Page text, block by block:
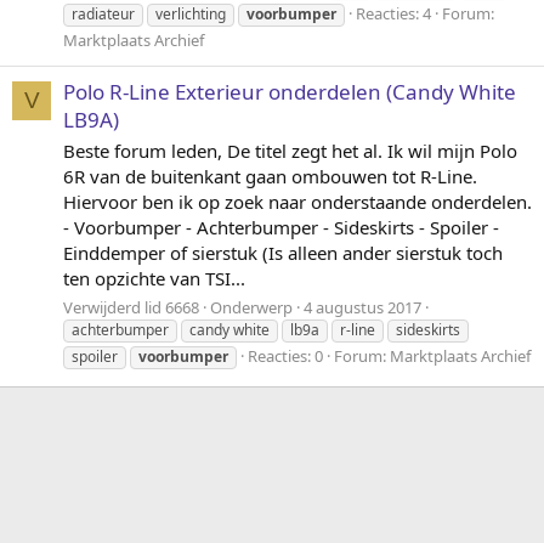
radiateur
verlichting voorbumper Reacties: 4 Forum:
Marktplaats Archief
V
Polo R-Line Exterieur onderdelen (Candy White
LB9A)
Beste forum leden, De titel zegt het al. Ik wil mijn Polo
6R van de buitenkant gaan ombouwen tot R-Line.
Hiervoor ben ik op zoek naar onderstaande onderdelen.
- Voorbumper - Achterbumper - Sideskirts - Spoiler -
Einddemper of sierstuk (Is alleen ander sierstuk toch
ten opzichte van TSI...
Verwijderd lid 6668 Onderwerp 4 augustus 2017
achterbumper candy white lb9a r-line
sideskirts
spoiler
voorbumper Reacties: 0 Forum: Marktplaats Archief